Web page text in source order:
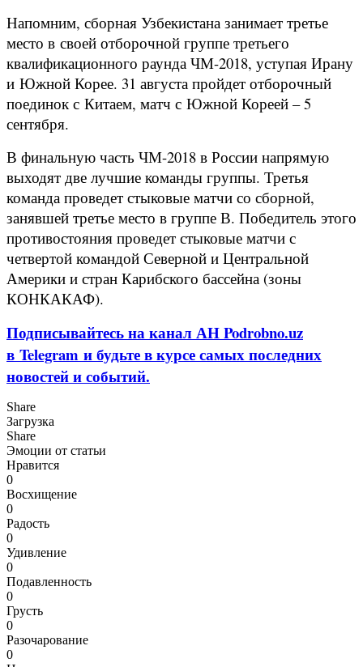
Напомним, сборная Узбекистана занимает третье
место в своей отборочной группе третьего
квалификационного раунда ЧМ-2018, уступая Ирану
и Южной Корее. 31 августа пройдет отборочный
поединок с Китаем, матч с Южной Кореей – 5
сентября.
В финальную часть ЧМ-2018 в России напрямую
выходят две лучшие команды группы. Третья
команда проведет стыковые матчи со сборной,
занявшей третье место в группе В. Победитель этого
противостояния проведет стыковые матчи с
четвертой командой Северной и Центральной
Америки и стран Карибского бассейна (зоны
КОНКАКАФ).
Подписывайтесь на канал АН Podrobno.uz
в Telegram и будьте в курсе самых последних
новостей и событий.
Share
Загрузка
Share
Эмоции от статьи
Нравится
0
Восхищение
0
Радость
0
Удивление
0
Подавленность
0
Грусть
0
Разочарование
0